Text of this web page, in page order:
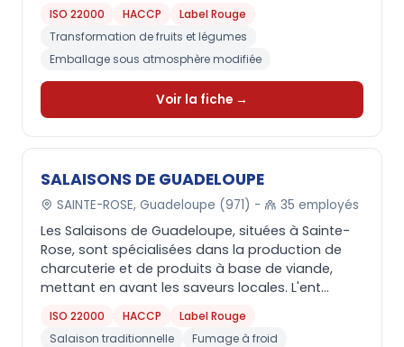
ISO 22000 HACCP
Label Rouge
Transformation de fruits et légumes
Emballage sous atmosphère modifiée
Voir la fiche →
SALAISONS DE GUADELOUPE
SAINTE-ROSE, Guadeloupe (971) - 35 employés
Les Salaisons de Guadeloupe, situées à Sainte-
Rose, sont spécialisées dans la production de
charcuterie et de produits à base de viande,
mettant en avant les saveurs locales. L'ent...
ISO 22000 HACCP
Label Rouge
Salaison traditionnelle
Fumage à froid